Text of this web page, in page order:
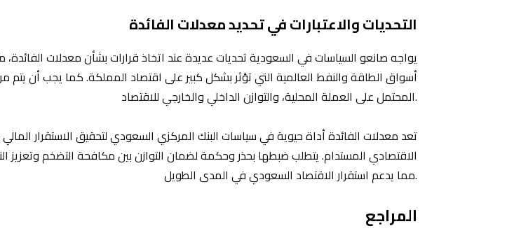
التحديات والاعتبارات في تحديد معدلات الفائدة
يواجه صانعو السياسات في السعودية تحديات عديدة عند اتخاذ قرارات بشأن معدلات الفائدة،
أسواق الطاقة والنفط العالمية التي تؤثر بشكل كبير على اقتصاد المملكة. كما يجب أن يتم
المحتمل على العملة المحلية، والتوازن الداخلي والخارجي للاقتصاد.
تعد معدلات الفائدة أداة حيوية في سياسات البنك المركزي السعودي لتحقيق الاستقرار المالي
الاقتصادي المستدام. يتطلب ضبطها بحذر وحكمة لضمان التوازن بين مكافحة التضخم وتعزيز
مما يدعم استقرار الاقتصاد السعودي في المدى الطويل.
المراجع